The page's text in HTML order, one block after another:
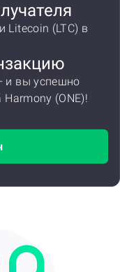
Litecoin (LTC) в
и вы успешно
(ONE)!